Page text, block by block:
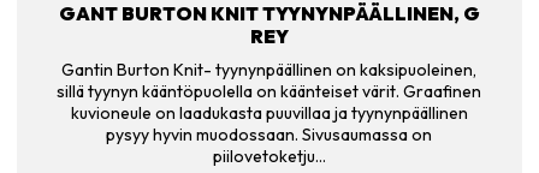
GANT BURTON KNIT TYYNYNPÄÄLLINEN, G
REY
Gantin Burton Knit- tyynynpäällinen on kaksipuoleinen,
sillä tyynyn kääntöpuolella on käänteiset värit. Graafinen
kuvioneule on laadukasta puuvillaa ja tyynynpäällinen
pysyy hyvin muodossaan. Sivusaumassa on
piilovetoketju…